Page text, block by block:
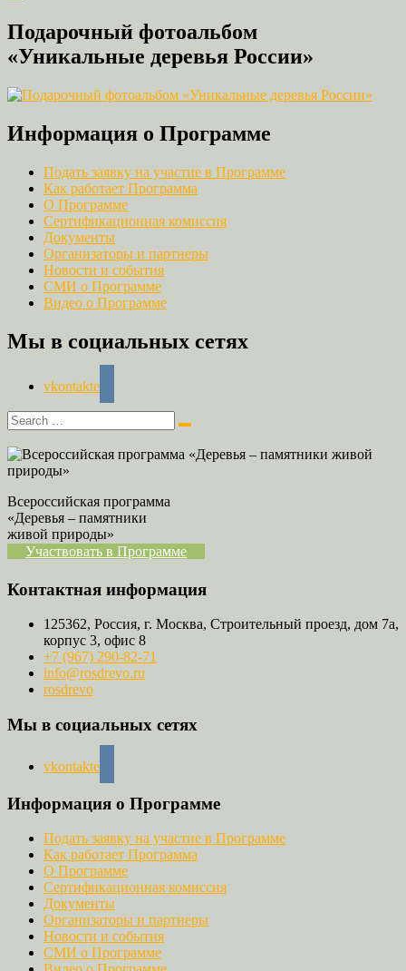
Подарочный фотоальбом
«Уникальные деревья России»
Информация о Программе
Подать заявку на участие в Программе
Как работает Программа
О Программе
Сертификационная комиссия
Документы
Организаторы и партнеры
Новости и события
СМИ о Программе
Видео о Программе
Мы в социальных сетях
vkontakte
Всероссийская программа
«Деревья – памятники
живой природы»
Участвовать в Программе
Контактная информация
125362, Россия, г. Москва, Строительный проезд, дом 7а,
корпус 3, офис 8
+7 (967) 290-82-71
info@rosdrevo.ru
rosdrevo
Мы в социальных сетях
vkontakte
Информация о Программе
Подать заявку на участие в Программе
Как работает Программа
О Программе
Сертификационная комиссия
Документы
Организаторы и партнеры
Новости и события
СМИ о Программе